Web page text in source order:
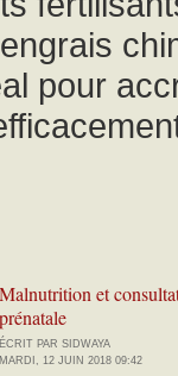
pour
Malnutrition et
prénatale
ÉCRIT PAR SIDWAYA
MARDI, 12 JUIN 2018 09:42